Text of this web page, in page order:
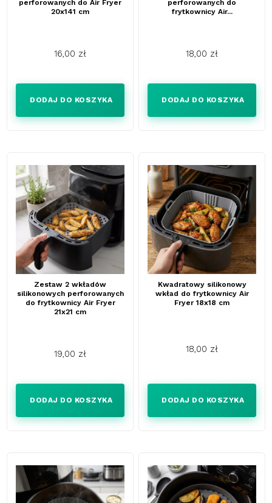
perforowanych do Air Fryer
20x141 cm
16,00 zł
DODAJ DO KOSZYKA
perforowanych do
frytkownicy Air...
18,00 zł
DODAJ DO KOSZYKA
Zestaw 2 wkładów
silikonowych perforowanych
do frytkownicy Air Fryer
21x21 cm
19,00 zł
DODAJ DO KOSZYKA
Kwadratowy silikonowy
wkład do frytkownicy Air
Fryer 18x18 cm
18,00 zł
DODAJ DO KOSZYKA